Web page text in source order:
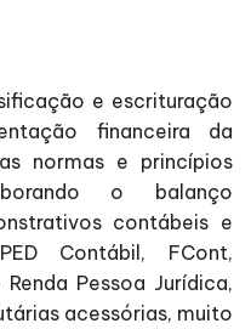
e escrituração
financeira da
normas e princípios
o balanço
contábeis e
Contábil, FCont,
Pessoa Jurídica,
acessórias, muito